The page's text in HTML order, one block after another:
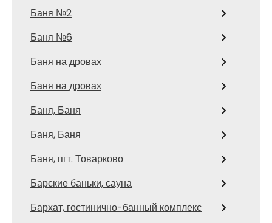
Баня №2
Баня №6
Баня на дровах
Баня на дровах
Баня, Баня
Баня, Баня
Баня, пгт. Товарково
Барские баньки, сауна
Бархат, гостинично-банный комплекс